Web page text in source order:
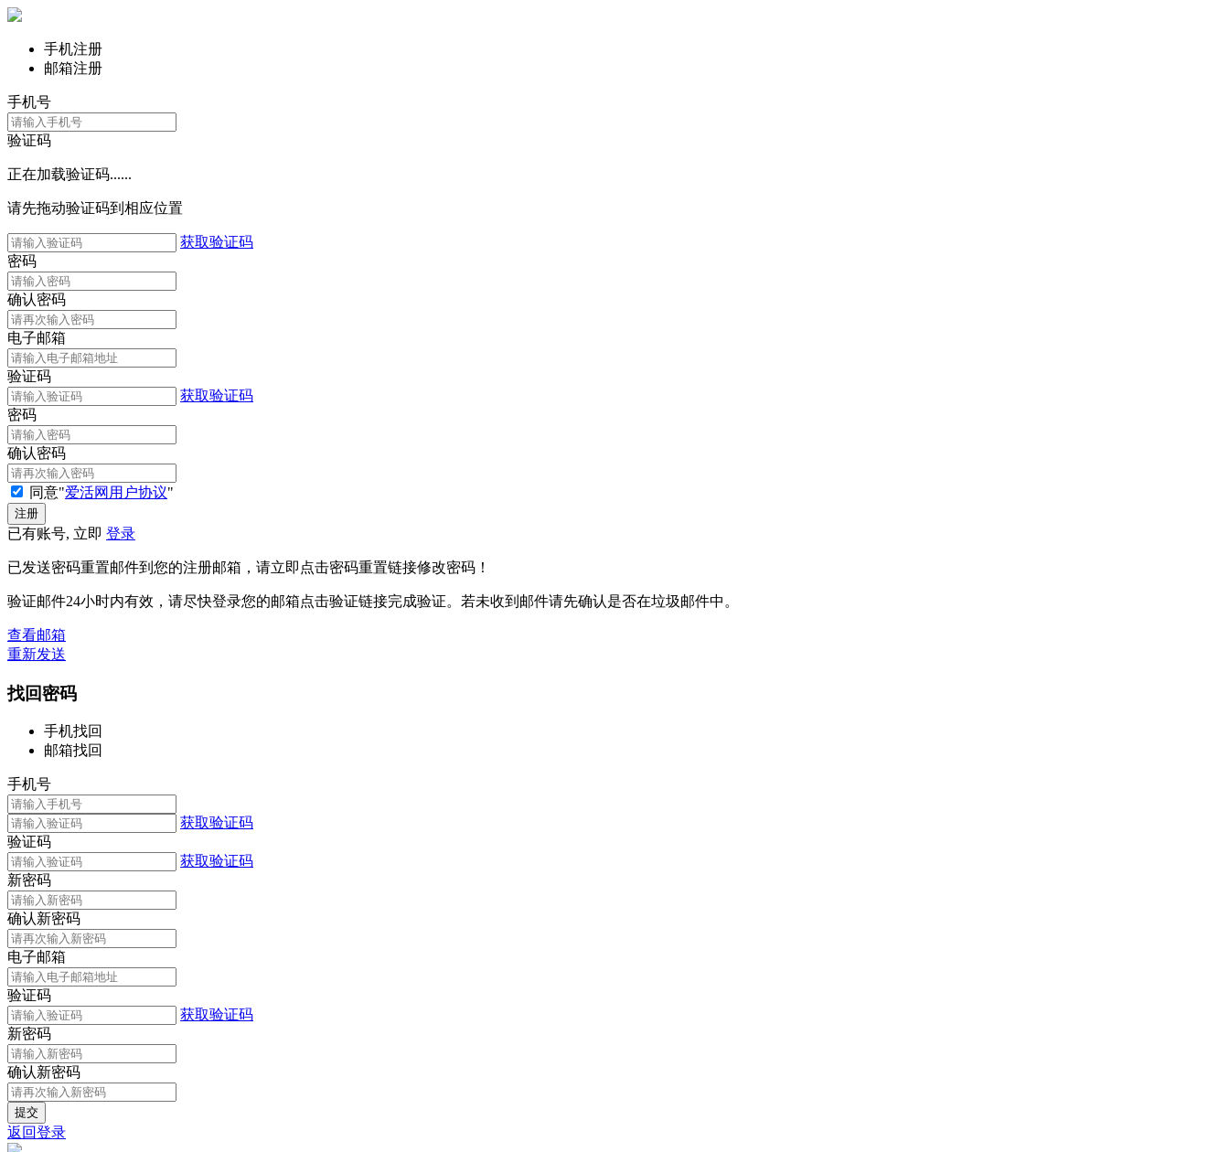
手机注册
邮箱注册
手机号
验证码
正在加载验证码......
请先拖动验证码到相应位置
获取验证码
密码
确认密码
电子邮箱
验证码
获取验证码
密码
确认密码
同意"爱活网用户协议"
已有账号, 立即 登录
已发送密码重置邮件到您的注册邮箱，请立即点击密码重置链接修改密码！
验证邮件24小时内有效，请尽快登录您的邮箱点击验证链接完成验证。若未收到邮件请先确认是否在垃圾邮件中。
查看邮箱
重新发送
找回密码
手机找回
邮箱找回
手机号
获取验证码
验证码
获取验证码
新密码
确认新密码
电子邮箱
验证码
获取验证码
新密码
确认新密码
返回登录